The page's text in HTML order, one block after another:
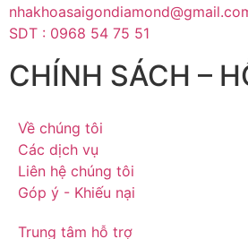
SDT : 0968 54 75 51
CHÍNH SÁCH –
Về chúng tôi
Các dịch vụ
Liên hệ chúng tôi
Góp ý - Khiếu nại
Trung tâm hỗ trợ